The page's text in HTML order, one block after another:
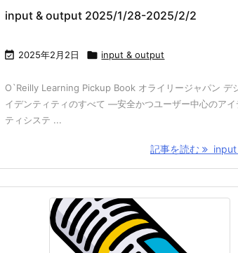
input & output 2025/1/28-2025/2/2
 2025年2月2日  input & output
O`Reilly Learning Pickup Book オライリージャパン デ
イデンティティのすべて ―安全かつユーザー中心のアイ
ティシステ ...
記事を読む